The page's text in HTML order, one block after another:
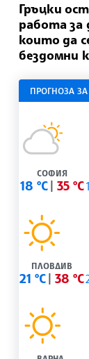
Гръцки
работа за
които да
бездомни
ПРОГНОЗА
СОФИЯ
18 °C 35 °C
ПЛОВДИВ
21 °C 38 °C